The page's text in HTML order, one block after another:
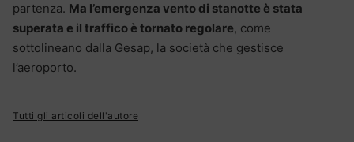
partenza. Ma l’emergenza vento di stanotte è stata
superata e il traffico è tornato regolare, come
sottolineano dalla Gesap, la società che gestisce
l’aeroporto.
Tutti gli articoli dell'autore